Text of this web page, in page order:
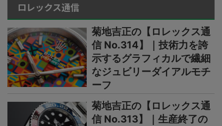
ロレックス通信
菊地吉正の【ロレックス通
信 No.314】｜技術力を誇
示するグラフィカルで繊細
なジュビリーダイアルモチ
ーフ
菊地吉正の【ロレックス通
信 No.313】｜生産終了の